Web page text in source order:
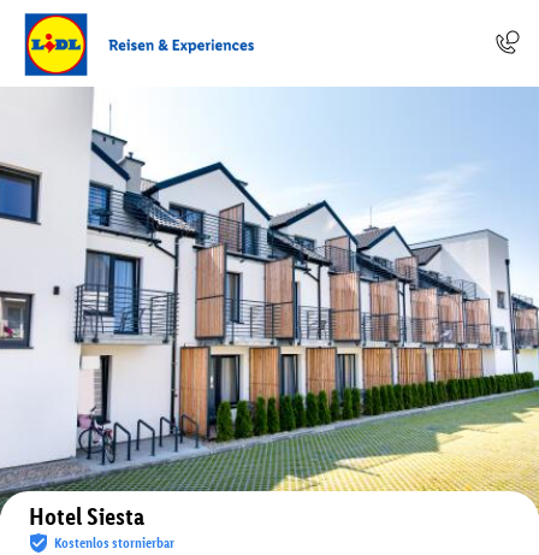
Auf der Karte anzeigen
Hotel Siesta
Kostenlos stornierbar